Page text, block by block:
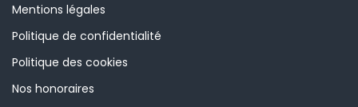
Mentions légales
Politique de confidentialité
Politique des cookies
Nos honoraires